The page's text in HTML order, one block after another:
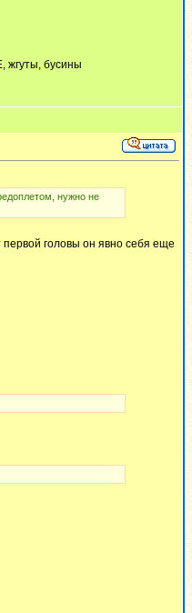
жгуты, бусины
нужно не
головы он явно себя еще